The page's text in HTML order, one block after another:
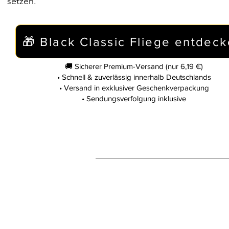
🎁 Black Classic Fliege
🚚 Sicherer Premium-Versand (nur 6,19 €)
• Schnell & zuverlässig innerhalb Deutschlands
• Versand in exklusiver Geschenkverpackung
• Sendungsverfolgung inklusive